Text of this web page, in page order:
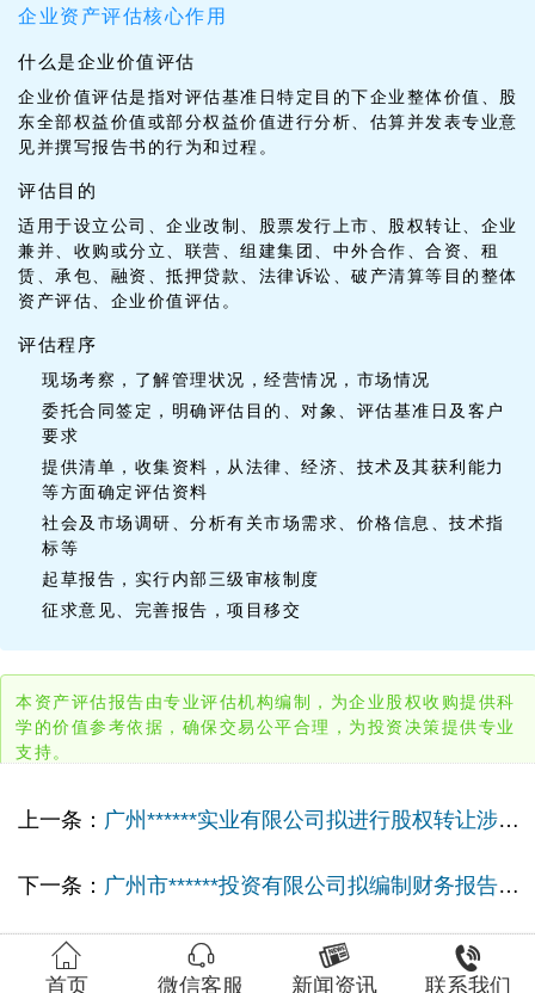
企业资产评估核心作用
什么是企业价值评估
企业价值评估是指对评估基准日特定目的下企业整体价值、股
东全部权益价值或部分权益价值进行分析、估算并发表专业意
见并撰写报告书的行为和过程。
评估目的
适用于设立公司、企业改制、股票发行上市、股权转让、企业
兼并、收购或分立、联营、组建集团、中外合作、合资、租
赁、承包、融资、抵押贷款、法律诉讼、破产清算等目的整体
资产评估、企业价值评估。
评估程序
现场考察，了解管理状况，经营情况，市场情况
委托合同签定，明确评估目的、对象、评估基准日及客户
要求
提供清单，收集资料，从法律、经济、技术及其获利能力
等方面确定评估资料
社会及市场调研、分析有关市场需求、价格信息、技术指
标等
起草报告，实行内部三级审核制度
征求意见、完善报告，项目移交
本资产评估报告由专业评估机构编制，为企业股权收购提供科
学的价值参考依据，确保交易公平合理，为投资决策提供专业
支持。
上一条： 广州******实业有限公司拟进行股权转让涉及广州******实业有限公司股东全部权益价值资产评估报告
下一条： 广州市******投资有限公司拟编制财务报告涉及的广州市******有限公司81.53%股东权益公允价值的追溯性资产评估报告

首页

微信客服

新闻资讯

联系我们